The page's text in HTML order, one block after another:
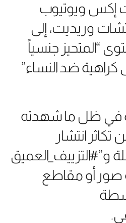
إكس ويوتيوب
وريديت، إلى
“المتحيز جنسياً
ضد النساء”
في ظل ما شهدته
تكاثر انتشار
و”#التزييف_العميق
صور أو مقاطع